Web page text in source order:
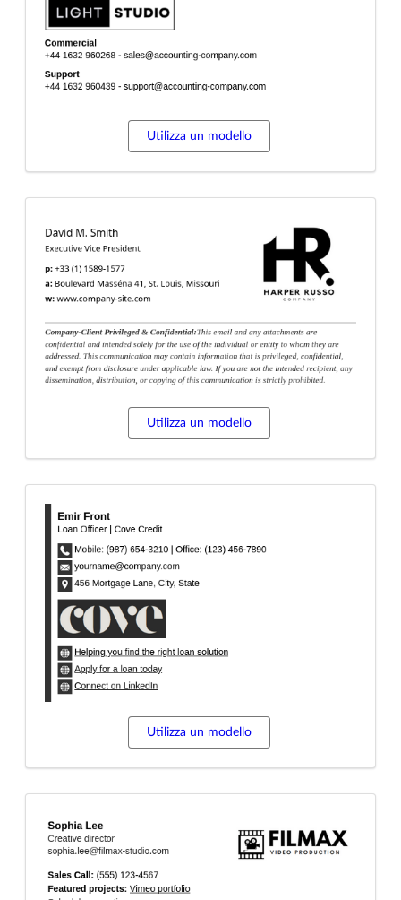
Utilizza un modello
Utilizza un modello
Utilizza un modello